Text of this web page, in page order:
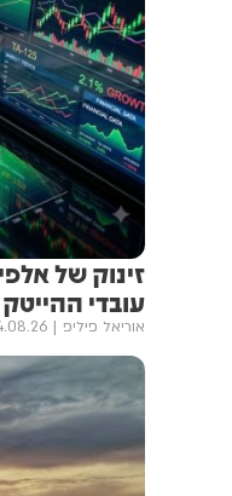
זינוק של
עובדי
אוריאל פיליפ